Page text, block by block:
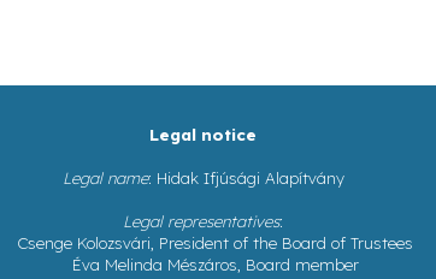
Legal notice
Legal name: Hidak Ifjúsági Alapítvány
Legal representatives:
Csenge Kolozsvári, President of the Board of Trustees
Éva Melinda Mészáros, Board member